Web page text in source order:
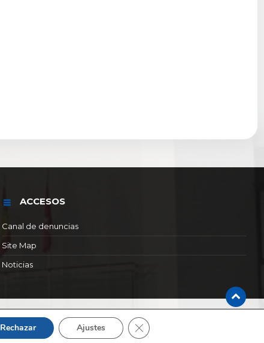
ACCESOS
Canal de denuncias
Site Map
Noticias
Rechazar Ajustes Cerrar el banner de cookies